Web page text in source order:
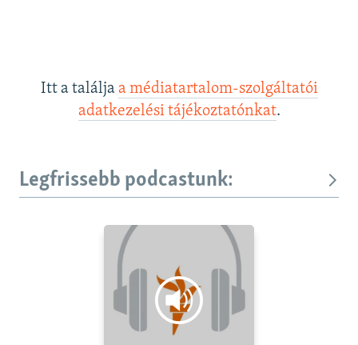
Itt a találja a médiatartalom-szolgáltatói
adatkezelési tájékoztatónkat.
Legfrissebb podcastunk: